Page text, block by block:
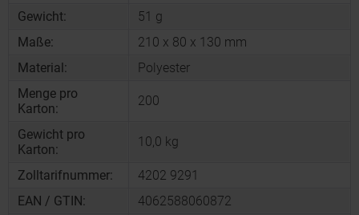
Gewicht:
51 g
Maße:
210 x 80 x 130 mm
Material:
Polyester
Menge pro
Karton:
200
Gewicht pro
Karton:
10,0 kg
Zolltarifnummer:
4202 9291
EAN / GTIN:
4062588060872